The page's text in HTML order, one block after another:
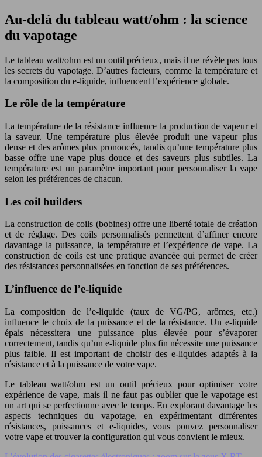
Au-delà du tableau watt/ohm : la science
du vapotage
Le tableau watt/ohm est un outil précieux, mais il ne révèle pas tous
les secrets du vapotage. D’autres facteurs, comme la température et
la composition du e-liquide, influencent l’expérience globale.
Le rôle de la température
La température de la résistance influence la production de vapeur et
la saveur. Une température plus élevée produit une vapeur plus
dense et des arômes plus prononcés, tandis qu’une température plus
basse offre une vape plus douce et des saveurs plus subtiles. La
température est un paramètre important pour personnaliser la vape
selon les préférences de chacun.
Les coil builders
La construction de coils (bobines) offre une liberté totale de création
et de réglage. Des coils personnalisés permettent d’affiner encore
davantage la puissance, la température et l’expérience de vape. La
construction de coils est une pratique avancée qui permet de créer
des résistances personnalisées en fonction de ses préférences.
L’influence de l’e-liquide
La composition de l’e-liquide (taux de VG/PG, arômes, etc.)
influence le choix de la puissance et de la résistance. Un e-liquide
épais nécessitera une puissance plus élevée pour s’évaporer
correctement, tandis qu’un e-liquide plus fin nécessite une puissance
plus faible. Il est important de choisir des e-liquides adaptés à la
résistance et à la puissance de votre vape.
Le tableau watt/ohm est un outil précieux pour optimiser votre
expérience de vape, mais il ne faut pas oublier que le vapotage est
un art qui se perfectionne avec le temps. En explorant davantage les
aspects techniques du vapotage, en expérimentant différentes
résistances, puissances et e-liquides, vous pouvez personnaliser
votre vape et trouver la configuration qui vous convient le mieux.